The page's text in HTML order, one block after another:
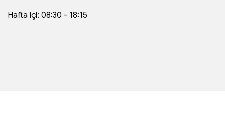
Hafta içi: 08:30 - 18:15